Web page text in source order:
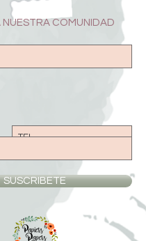
NUESTRA COMUNIDAD
SUSCRIBETE